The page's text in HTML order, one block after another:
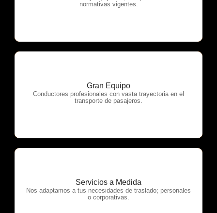
normativas vigentes.
Gran Equipo
Conductores profesionales con vasta trayectoria en el
transporte de pasajeros.
OTP Servicios
Servicios a Medida
Nos adaptamos a tus necesidades de traslado; personales
o corporativas.
OTP Servicios